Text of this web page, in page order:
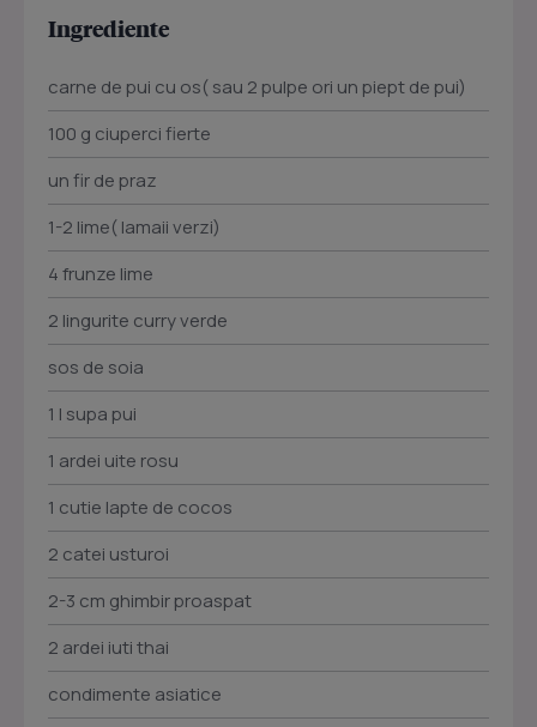
Ingrediente
carne de pui cu os( sau 2 pulpe ori un piept de pui)
100 g ciuperci fierte
un fir de praz
1-2 lime( lamaii verzi)
4 frunze lime
2 lingurite curry verde
sos de soia
1 l supa pui
1 ardei uite rosu
1 cutie lapte de cocos
2 catei usturoi
2-3 cm ghimbir proaspat
2 ardei iuti thai
condimente asiatice